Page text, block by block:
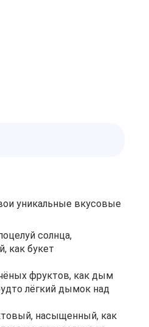
уникальные вкусовые
солнца,
как букет
фруктов, как дым
лёгкий дымок над
насыщенный, как